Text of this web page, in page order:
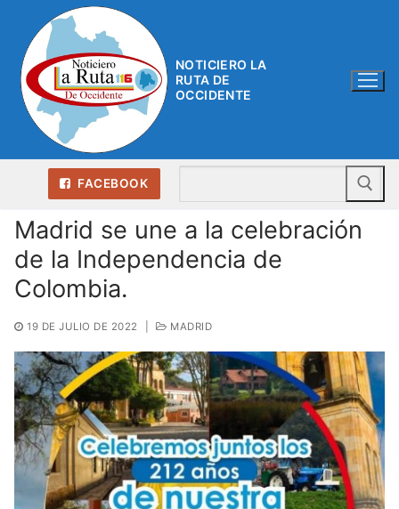
contenido
NOTICIERO LA
RUTA DE
OCCIDENTE
FACEBOOK
Madrid se une a la celebración
de la Independencia de
Colombia.
19 DE JULIO DE 2022 MADRID